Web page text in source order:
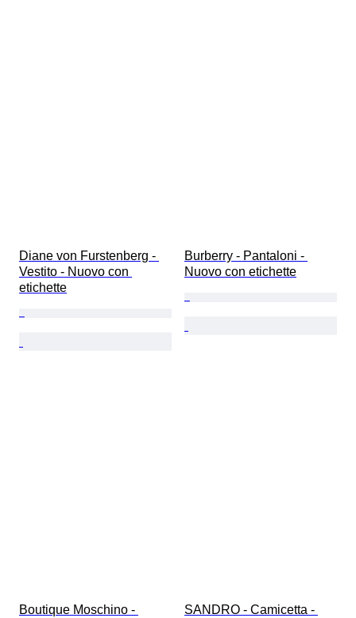
Diane von Furstenberg -
Vestito - Nuovo con
etichette
Burberry - Pantaloni -
Nuovo con etichette
Boutique Moschino -
SANDRO - Camicetta -